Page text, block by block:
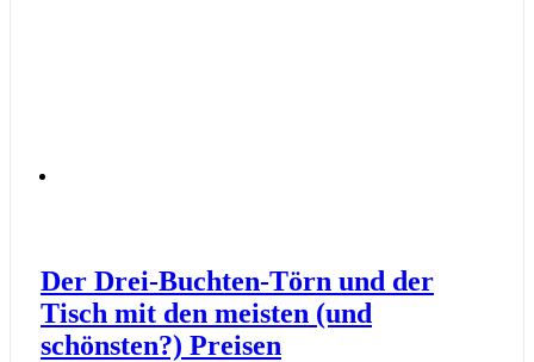
Der Drei-Buchten-Törn und der
Tisch mit den meisten (und
schönsten?) Preisen